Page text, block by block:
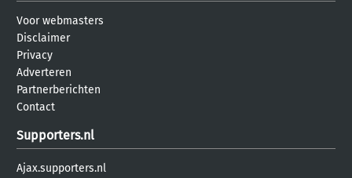
Voor webmasters
Disclaimer
Privacy
Adverteren
Partnerberichten
Contact
Supporters.nl
Ajax.supporters.nl